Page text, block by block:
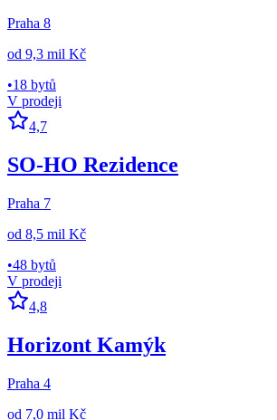
Praha 8
od 9,3 mil Kč
•18 bytů
V prodeji
4,7
SO-HO Rezidence
Praha 7
od 8,5 mil Kč
•48 bytů
V prodeji
4,8
Horizont Kamýk
Praha 4
od 7,0 mil Kč